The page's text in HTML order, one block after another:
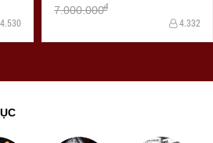
7.000.000đ
4.332